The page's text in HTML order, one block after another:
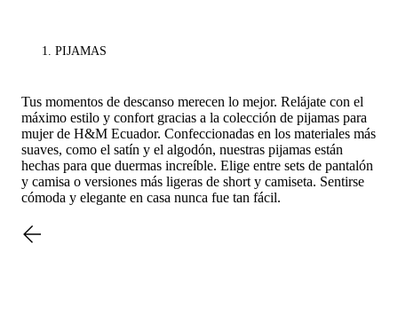
PIJAMAS
Tus momentos de descanso merecen lo mejor. Relájate con el
máximo estilo y confort gracias a la colección de pijamas para
mujer de H&M Ecuador. Confeccionadas en los materiales más
suaves, como el satín y el algodón, nuestras pijamas están
hechas para que duermas increíble. Elige entre sets de pantalón
y camisa o versiones más ligeras de short y camiseta. Sentirse
cómoda y elegante en casa nunca fue tan fácil.